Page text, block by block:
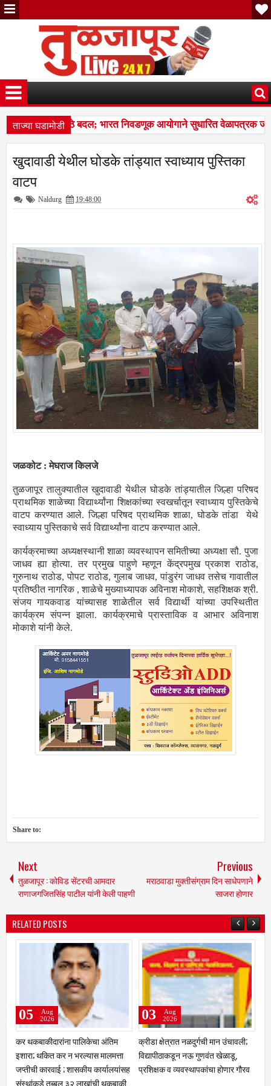
ताज्या घडामोडी
कार्यक्रमात मोठे बदल; भारत निवडणूक आयोगाने सुधारित वेळापत्रक
5:52 PM महायुतीने दिलेला शब्द पाळावा; स्वीकृत नगरसेवकपदी
खुदावाडी येथील घोडके तांड्यात स्वाध्याय पुस्तिका
वाटप
Naldurg 19:48:00
जळकोट : मेघराज किलजे
तुळजापूर तालुक्यातील खुदावाडी येथील घोडके तांड्यातील जिल्हा परिषद
प्राथमिक शाळेच्या विद्यार्थ्यांना शिक्षकांच्या स्वखर्चातून स्वाध्याय पुस्तिकेचे
वाटप करण्यात आले. जिल्हा परिषद प्राथमिक शाळा, घोडके तांडा येथे
स्वाध्याय पुस्तिकाचे सर्व विद्यार्थ्यांना वाटप करण्यात आले.
कार्यक्रमाच्या अध्यक्षस्थानी शाळा व्यवस्थापन समितीच्या अध्यक्षा सौ. पुजा
जाधव ह्या होत्या. तर प्रमुख पाहुणे म्हणून केंद्रपमुख प्रकाश राठोड,
गुरुनाथ राठोड, पोपट राठोड, गुलाब जाधव, पांडुरंग जाधव तसेच गावातील
प्रतिष्ठीत नागरिक , शाळेचे मुख्याध्यापक अविनाश मोकाशे, सहशिक्षक श्री.
संजय गायकवाड यांच्यासह शाळेतील सर्व विद्यार्थी यांच्या उपस्थितीत
कार्यक्रम संपन्न झाला. कार्यक्रमाचे प्रास्ताविक व आभार अविनाश
मोकाशे यांनी केले.
Share to:
Next
तुळजापूर : कोविड सेंटरची आमदार
राणाजगजितसिंह पाटील यांनी केली पाहणी
Previous
मराठवाडा मुक्तीसंग्राम दिन साधेपणाने
साजरा होणार
RELATED POSTS
कर थकबाकीदारांना पालिकेचा अंतिम
इशारा; थकित कर न भरल्यास मालमत्ता
जप्तीची कारवाई ; शासकीय कार्यालयांसह
संस्थांकडे तब्बल ३२ लाखांची थकबाकी
05
Aug
2026
क्रीडा क्षेत्रात नळदुर्गची मान उंचावली;
विद्यापीठाकडून नऊ गुणवंत खेळाडू,
प्रशिक्षक व व्यवस्थापकांचा होणार गौरव
03
Aug
2026